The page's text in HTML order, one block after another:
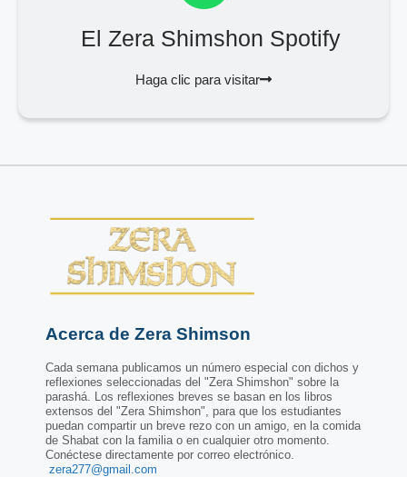
El Zera Shimshon Spotify
Haga clic para visitar
Acerca de Zera Shimson
Cada semana publicamos un número especial con dichos y
reflexiones seleccionadas del "Zera Shimshon" sobre la
parashá. Los reflexiones breves se basan en los libros
extensos del "Zera Shimshon", para que los estudiantes
puedan compartir un breve rezo con un amigo, en la comida
de Shabat con la familia o en cualquier otro momento.
Conéctese directamente por correo electrónico.
zera277@gmail.com